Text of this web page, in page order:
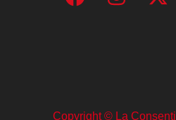
Copyright © La